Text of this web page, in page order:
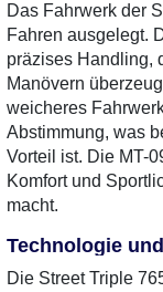
Das Fahrwerk der
Fahren ausgelegt.
präzises Handling,
Manövern
weicheres
Abstimmung, was
Vorteil ist. Die MT-
Komfort und
macht.
Technologie
Die Street Triple